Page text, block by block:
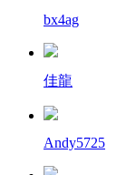
bx4ag
佳龍
Andy5725